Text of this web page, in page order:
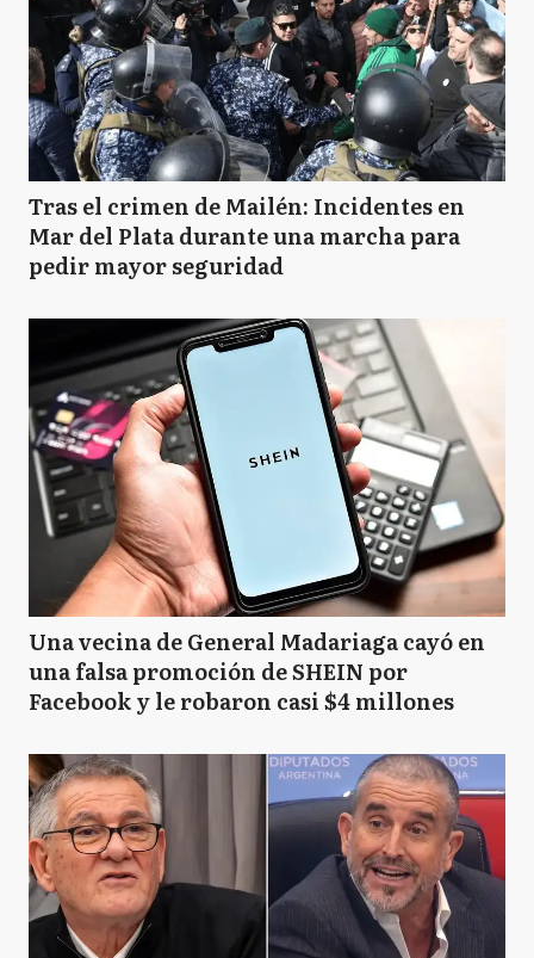
Tras el crimen de Mailén: Incidentes en
Mar del Plata durante una marcha para
pedir mayor seguridad
Una vecina de General Madariaga cayó en
una falsa promoción de SHEIN por
Facebook y le robaron casi $4 millones